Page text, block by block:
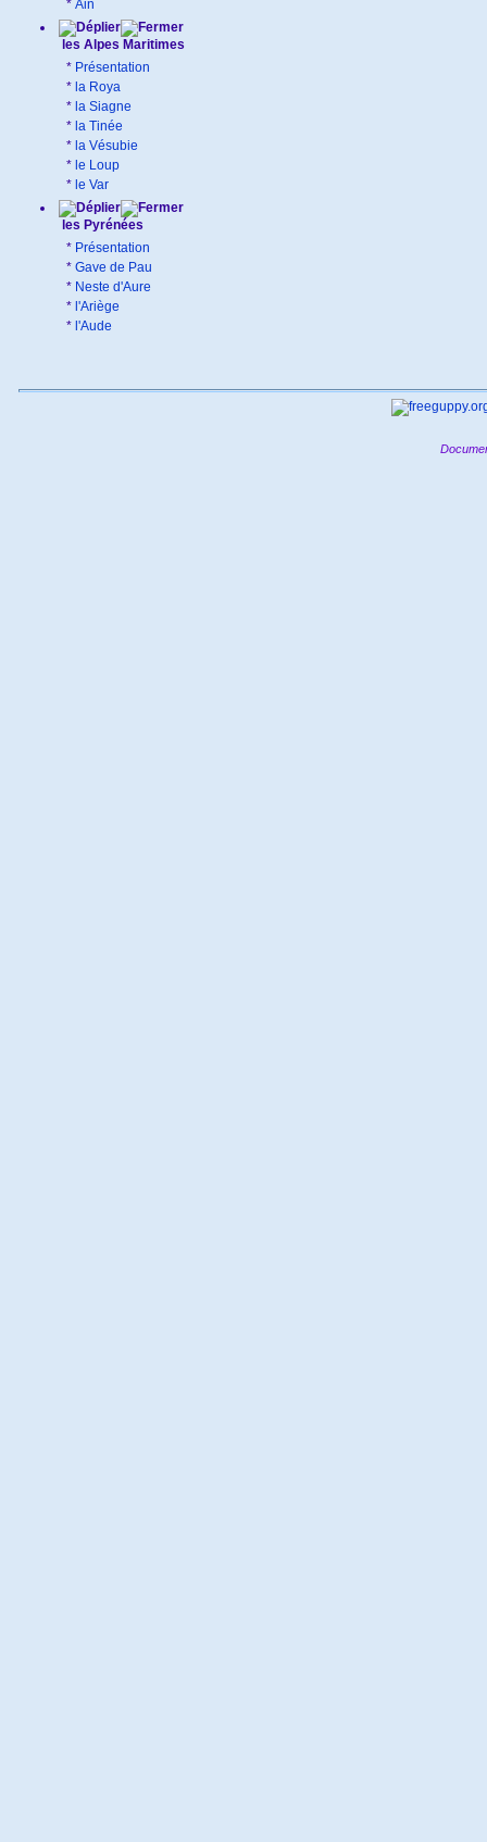
* Ain
les Alpes Maritimes
* Présentation
* la Roya
* la Siagne
* la Tinée
* la Vésubie
* le Loup
* le Var
les Pyrénées
* Présentation
* Gave de Pau
* Neste d'Aure
* l'Ariège
* l'Aude